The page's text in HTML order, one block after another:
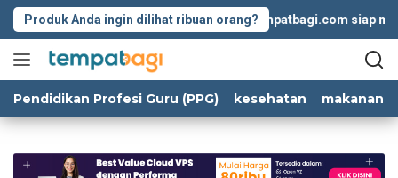
Langsung
Produk Anda ingin dilihat ribuan orang?Tempatbagi.com siap
Pendidikan Profesi Guru (PPG) kesehatan makanan